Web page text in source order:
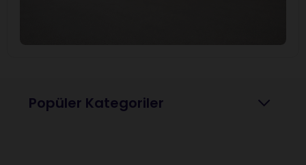
Popüler Kategoriler